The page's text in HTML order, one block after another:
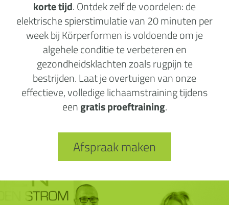
korte tijd. Ontdek zelf de voordelen: de
elektrische spierstimulatie van 20 minuten per
week bij Körperformen is voldoende om je
algehele conditie te verbeteren en
gezondheidsklachten zoals rugpijn te
bestrijden. Laat je overtuigen van onze
effectieve, volledige lichaamstraining tijdens
eengratis proeftraining.
Afspraak maken